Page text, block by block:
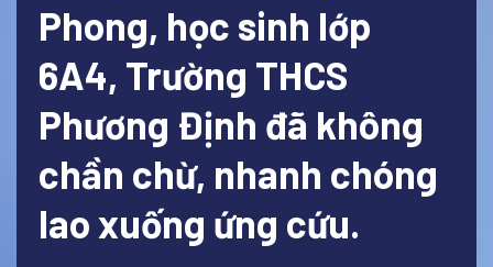
Phong, học sinh lớp
6A4, Trường THCS
Phương Định đã không
chần chừ, nhanh chóng
lao xuống ứng cứu.